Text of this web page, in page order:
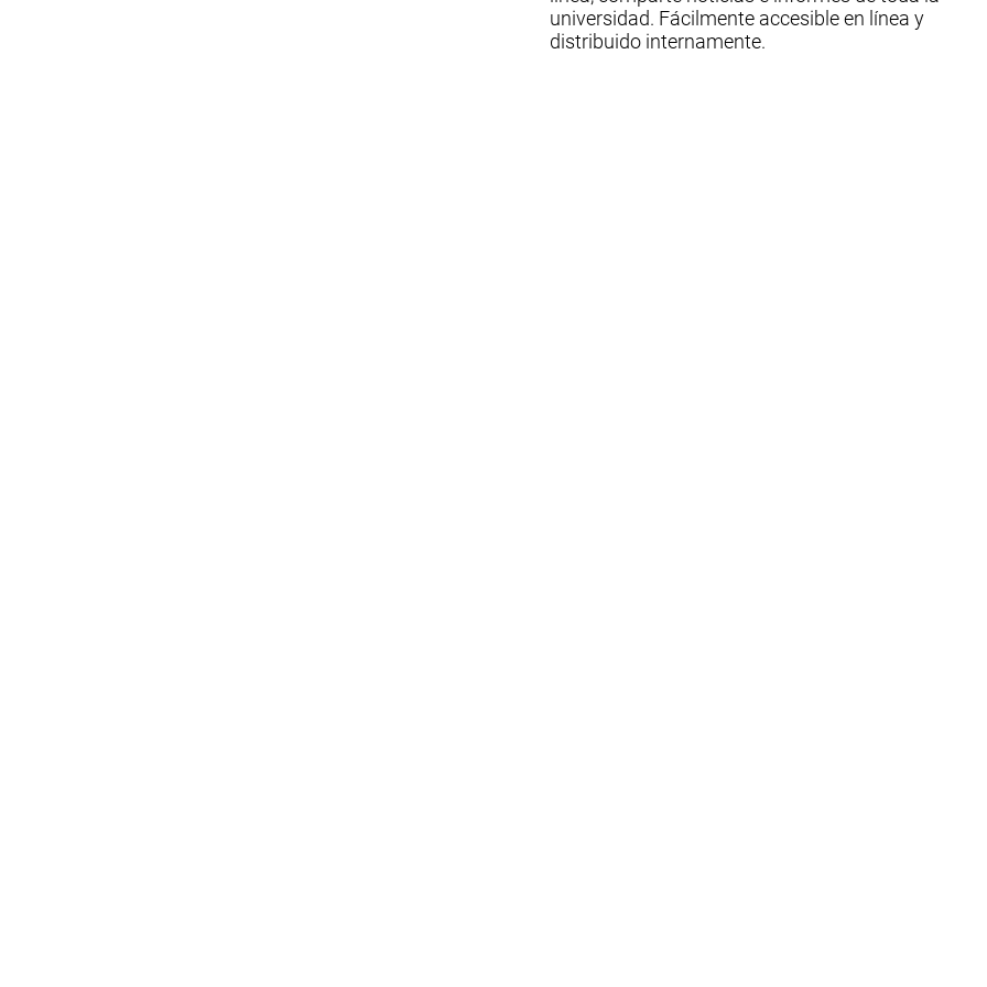
universidad. Fácilmente accesible en línea y
distribuido internamente.